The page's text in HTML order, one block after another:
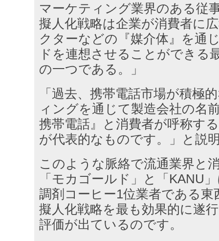
マーケティング業界のある従
擬人化戦略は企業が消費者に
クターなどの『媒介体』を通
ドを連想させることができる
の一つである。」
「過去、携帯電話市場が積極
ィングを通じて製造会社の名
携帯電話』と消費者が呼称す
が代表的なものです。」と説
このような脈絡で流通業界と
「モカゴールド」と「KANU
調剤コーヒー1位業者である
擬人化戦略を最も効果的に遂
評価が出ているのです。